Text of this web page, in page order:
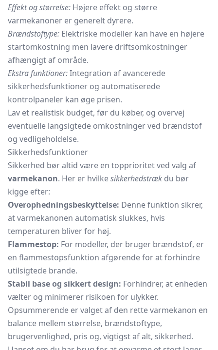
Effekt og størrelse: Højere effekt og større
varmekanoner er generelt dyrere.
Brændstoftype: Elektriske modeller kan have en højere
startomkostning men lavere driftsomkostninger
afhængigt af område.
Ekstra funktioner:Integration af avancerede
sikkerhedsfunktioner og automatiserede
kontrolpaneler kan øge prisen.
Lav et realistisk budget, før du køber, og overvej
eventuelle langsigtede omkostninger ved brændstof
og vedligeholdelse.
Sikkerhedsfunktioner
Sikkerhed bør altid være en topprioritet ved valg af
varmekanon. Her er hvilkesikkerhedstræk du bør
kigge efter:
Overophedningsbeskyttelse: Denne funktion sikrer,
at varmekanonen automatisk slukkes, hvis
temperaturen bliver for høj.
Flammestop: For modeller, der bruger brændstof, er
en flammestopsfunktion afgørende for at forhindre
utilsigtede brande.
Stabil base og sikkert design: Forhindrer, at enheden
vælter og minimerer risikoen for ulykker.
Opsummerende er valget af den rette varmekanon en
balance mellem størrelse, brændstoftype,
brugervenlighed, pris og, vigtigst af alt, sikkerhed.